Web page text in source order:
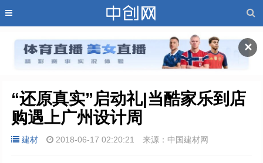
✕
“还原真实”启动礼|当酷家乐到店
购遇上广州设计周
建材 2018-06-17 02:20:21 来源：中国建材网